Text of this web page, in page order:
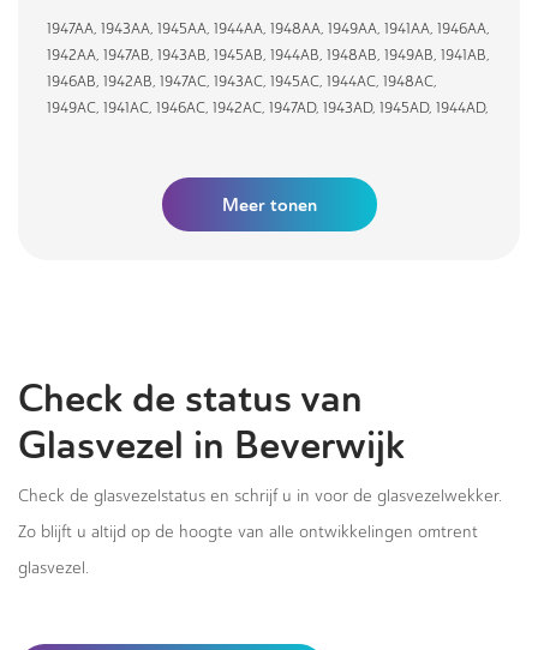
1947AA, 1943AA, 1945AA, 1944AA, 1948AA, 1949AA, 1941AA, 1946AA,
1942AA, 1947AB, 1943AB, 1945AB, 1944AB, 1948AB, 1949AB, 1941AB,
1946AB, 1942AB, 1947AC, 1943AC, 1945AC, 1944AC, 1948AC,
1949AC, 1941AC, 1946AC, 1942AC, 1947AD, 1943AD, 1945AD, 1944AD,
Meer tonen
Check de status van
Glasvezel in Beverwijk
Check de glasvezelstatus en schrijf u in voor de glasvezelwekker.
Zo blijft u altijd op de hoogte van alle ontwikkelingen omtrent
glasvezel.